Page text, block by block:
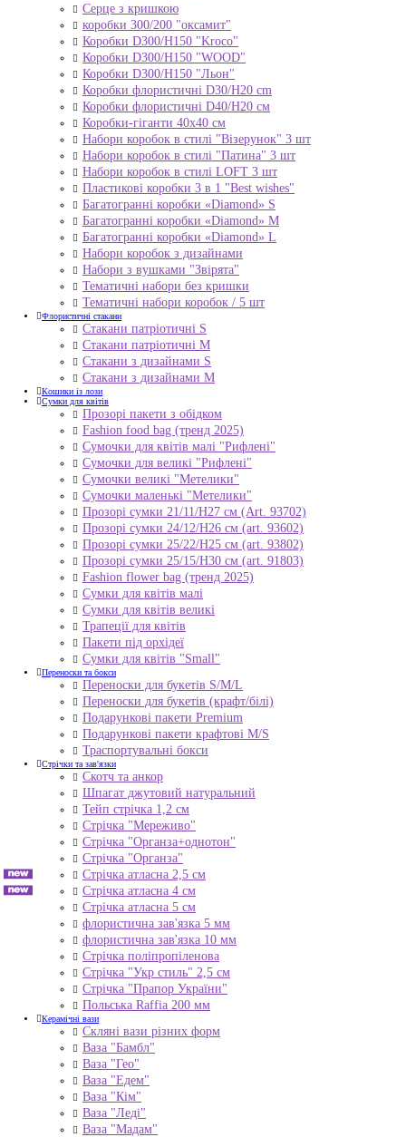
Серце з кришкою
коробки 300/200 "оксамит"
Коробки D300/H150 "Kroco"
Коробки D300/H150 "WOOD"
Коробки D300/H150 "Льон"
Коробки флористичні D30/H20 cm
Коробки флористичні D40/H20 cм
Коробки-гіганти 40x40 см
Набори коробок в стилі "Візерунок" 3 шт
Набори коробок в стилі "Патина" 3 шт
Набори коробок в стилі LOFT 3 шт
Пластикові коробки 3 в 1 "Best wishes"
Багатогранні коробки «Diamond» S
Багатогранні коробки «Diamond» M
Багатогранні коробки «Diamond» L
Набори коробок з дизайнами
Набори з вушками "Звірята"
Тематичні набори без кришки
Тематичні набори коробок / 5 шт
Флористичні стакани
Стакани патріотичні S
Стакани патріотичні М
Стакани з дизайнами S
Стакани з дизайнами М
Кошики із лози
Сумки для квітів
Прозорі пакети з обідком
Fashion food bag (тренд 2025)
Сумочки для квітів малі "Рифлені"
Сумочки для великі "Рифлені"
Сумочки великі "Метелики"
Сумочки маленькі "Метелики"
Прозорі сумки 21/11/H27 см (Art. 93702)
Прозорі сумки 24/12/Н26 см (art. 93602)
Прозорі сумки 25/22/Н25 см (art. 93802)
Прозорі сумки 25/15/Н30 см (art. 91803)
Fashion flower bag (тренд 2025)
Сумки для квітів малі
Сумки для квітів великі
Трапеції для квітів
Пакети під орхідеї
Сумки для квітів "Small"
Переноски та бокси
Переноски для букетів S/M/L
Переноски для букетів (крафт/білі)
Подарункові пакети Premium
Подарункові пакети крафтові M/S
Траспортувальні бокси
Стрічки та зав'язки
Скотч та анкор
Шпагат джутовий натуральний
Тейп стрічка 1,2 см
Стрічка "Мереживо"
Стрічка "Органза+однотон"
Стрічка "Органза"
Стрічка атласна 2,5 см
Стрічка атласна 4 см
Стрічка атласна 5 см
флористична зав'язка 5 мм
флористична зав'язка 10 мм
Стрічка поліпропіленова
Стрічка "Укр стиль" 2,5 см
Стрічка "Прапор України"
Польська Raffia 200 мм
Керамічні вази
Скляні вази різних форм
Ваза "Бамбл"
Ваза "Гео"
Ваза "Едем"
Ваза "Кім"
Ваза "Леді"
Ваза "Мадам"